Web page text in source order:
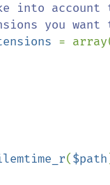
into account
=
($path